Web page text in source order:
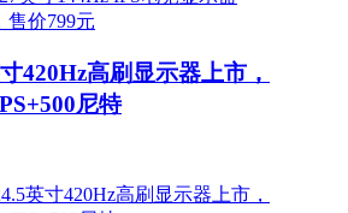
420Hz高刷显示器上市，
尼特